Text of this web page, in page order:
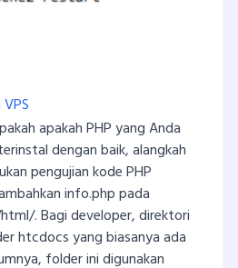
VPS
apakah PHP yang Anda
dengan baik, alangkah
pengujian kode PHP
info.php pada
. Bagi developer, direktori
htcdocs yang biasanya ada
folder ini digunakan